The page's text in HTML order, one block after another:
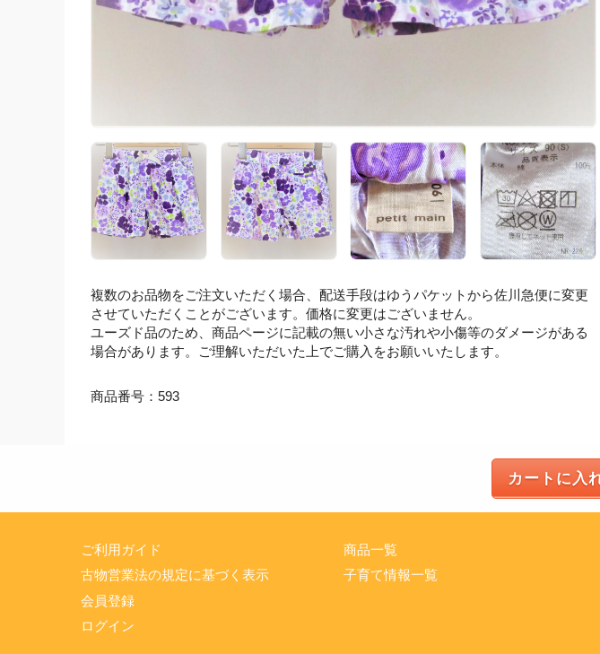
複数のお品物をご注文いただく場合、配送手段はゆうパケットから佐川急便に変更
させていただくことがございます。価格に変更はございません。
ユーズド品のため、商品ページに記載の無い小さな汚れや小傷等のダメージがある
場合があります。ご理解いただいた上でご購入をお願いいたします。
商品番号：593
カートに入
ご利用ガイド
古物営業法の規定に基づく表示
会員登録
ログイン
商品一覧
子育て情報一覧